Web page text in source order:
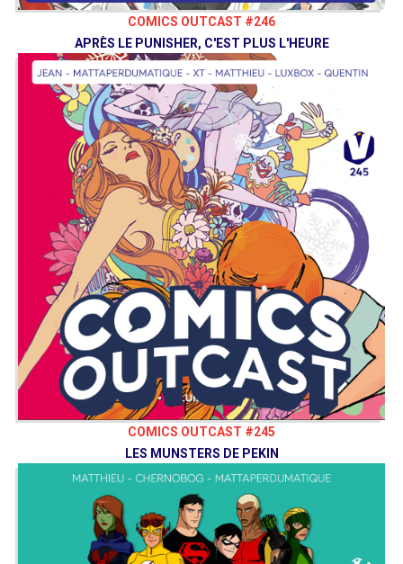
COMICS OUTCAST #246
APRÈS LE PUNISHER, C'EST PLUS L'HEURE
COMICS OUTCAST #245
LES MUNSTERS DE PEKIN